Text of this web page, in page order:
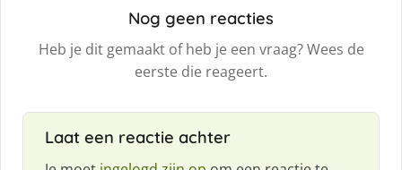
Nog geen reacties
Heb je dit gemaakt of heb je een vraag? Wees de
eerste die reageert.
Laat een reactie achter